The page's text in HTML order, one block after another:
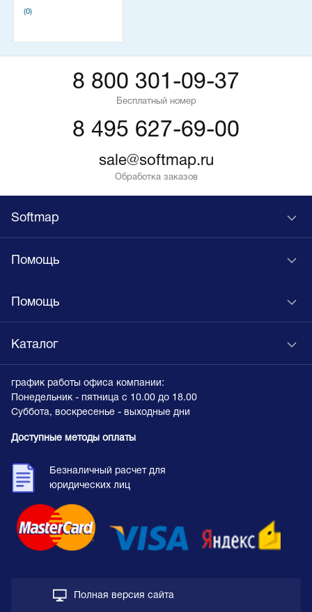
(0)
8 800 301-09-37
Бесплатный номер
8 495 627-69-00
sale@softmap.ru
Обработка заказов
Softmap
Помощь
Помощь
Каталог
график работы офиса компании:
Понедельник - пятница с 10.00 до 18.00
Суббота, воскресенье - выходные дни
Доступные методы оплаты
Безналичный расчет для
юридических лиц
Полная версия сайта